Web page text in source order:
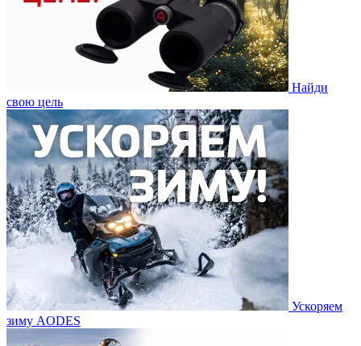
Найди
свою цель
Ускоряем
зиму AODES